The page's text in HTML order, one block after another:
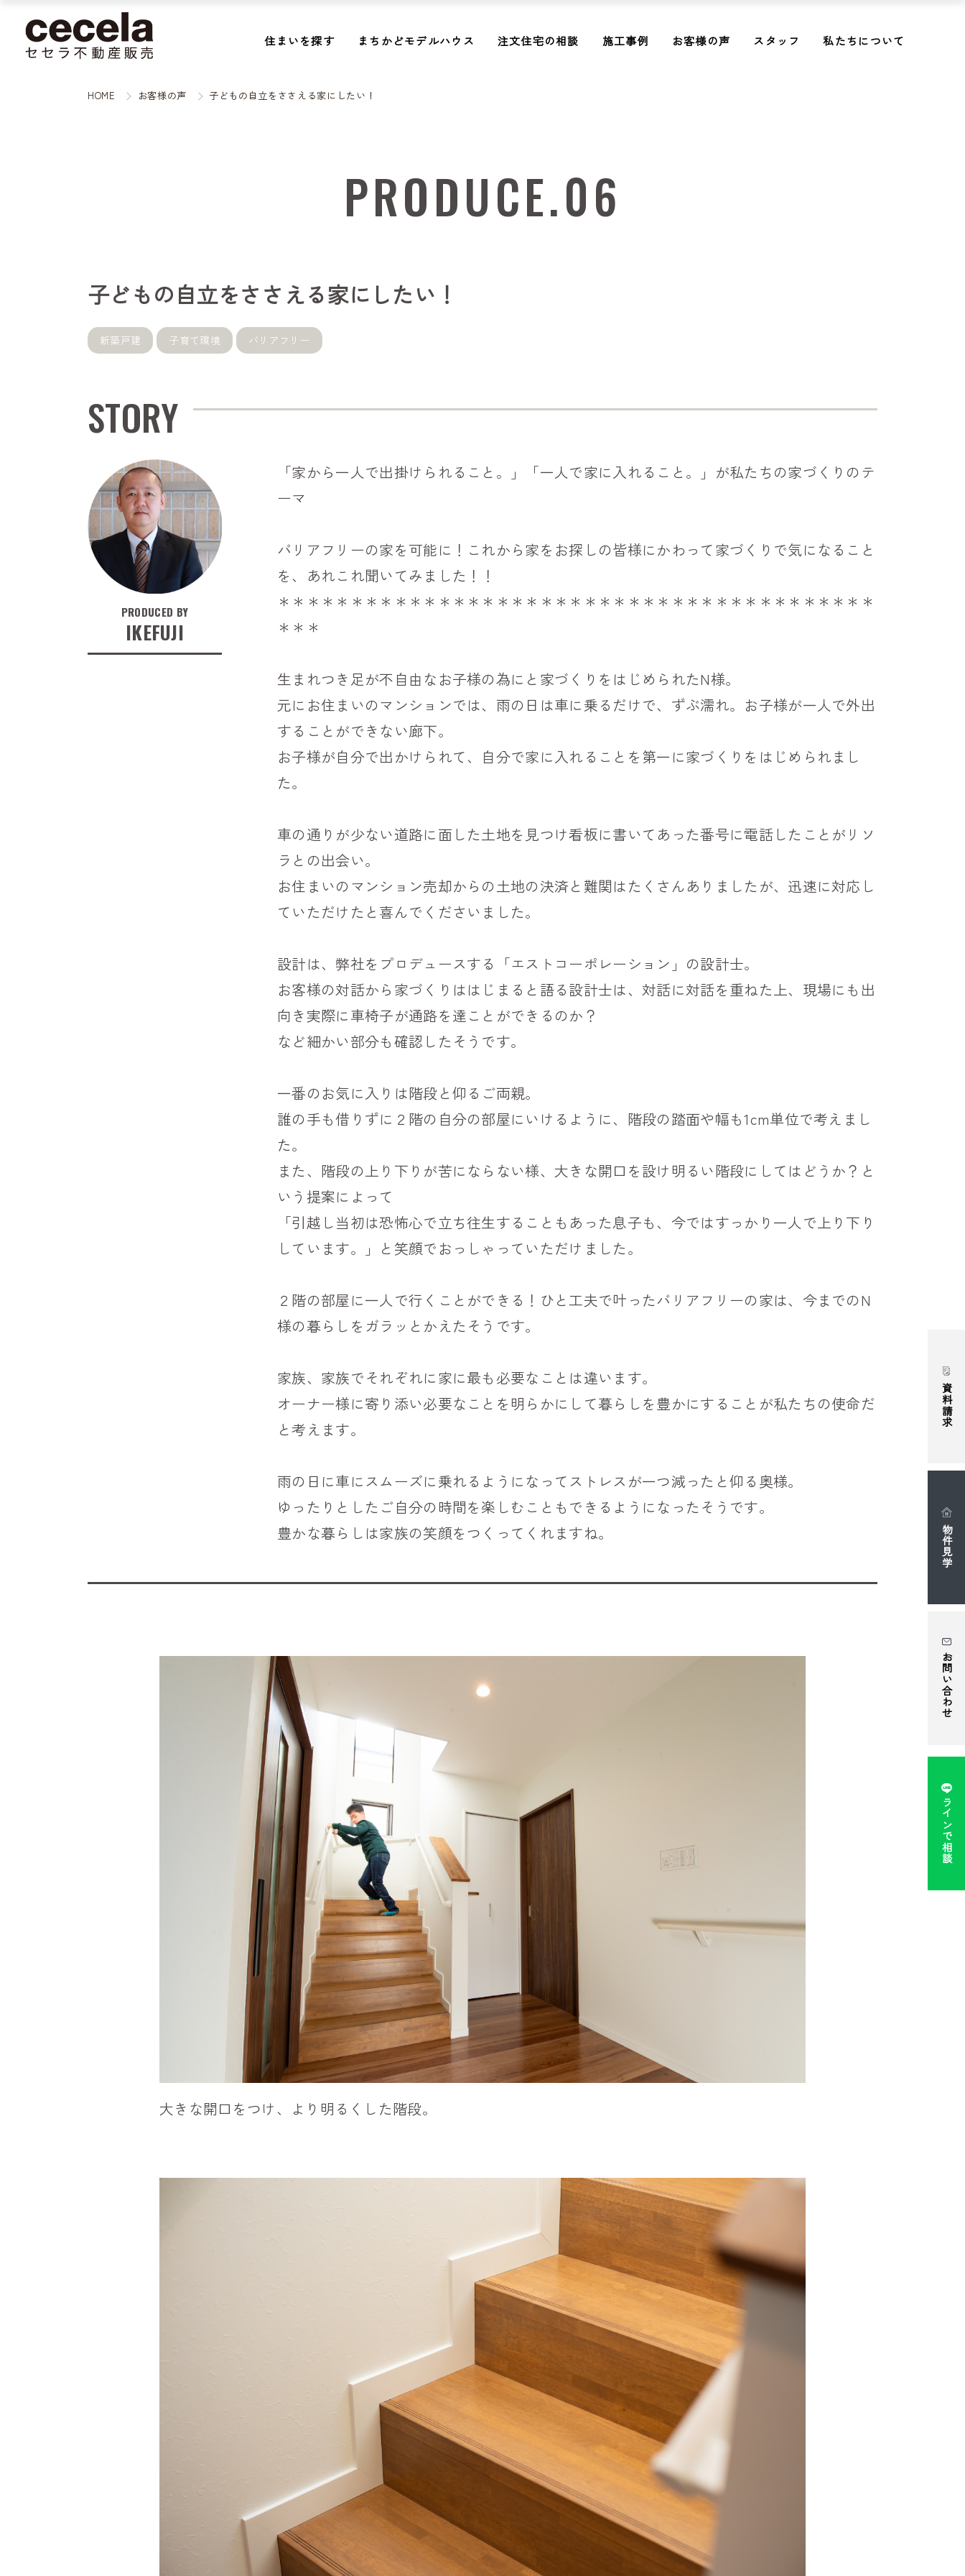
住まいを探す まちかどモデルハウス 注文住宅の相談 施工事例 お客様の声 スタッフ 私たちについて
資料請求
物件見学
お問い合わせ
ラインで相談
HOME お客様の声 子どもの自立をささえる家にしたい！
PRODUCE.06
子どもの自立をささえる家にしたい！
新築戸建 子育て環境 バリアフリー
STORY
PRODUCED BY
IKEFUJI
「家から一人で出掛けられること。」「一人で家に入れること。」が私たちの家づくりのテ
ーマ
バリアフリーの家を可能に！これから家をお探しの皆様にかわって家づくりで気になること
を、あれこれ聞いてみました！！
＊＊＊＊＊＊＊＊＊＊＊＊＊＊＊＊＊＊＊＊＊＊＊＊＊＊＊＊＊＊＊＊＊＊＊＊＊＊＊＊＊
＊＊＊
生まれつき足が不自由なお子様の為にと家づくりをはじめられたN様。
元にお住まいのマンションでは、雨の日は車に乗るだけで、ずぶ濡れ。お子様が一人で外出
することができない廊下。
お子様が自分で出かけられて、自分で家に入れることを第一に家づくりをはじめられまし
た。
車の通りが少ない道路に面した土地を見つけ看板に書いてあった番号に電話したことがリソ
ラとの出会い。
お住まいのマンション売却からの土地の決済と難関はたくさんありましたが、迅速に対応し
ていただけたと喜んでくださいました。
設計は、弊社をプロデュースする「エストコーポレーション」の設計士。
お客様の対話から家づくりははじまると語る設計士は、対話に対話を重ねた上、現場にも出
向き実際に車椅子が通路を達ことができるのか？
など細かい部分も確認したそうです。
一番のお気に入りは階段と仰るご両親。
誰の手も借りずに２階の自分の部屋にいけるように、階段の踏面や幅も1cm単位で考えまし
た。
また、階段の上り下りが苦にならない様、大きな開口を設け明るい階段にしてはどうか？と
いう提案によって
「引越し当初は恐怖心で立ち往生することもあった息子も、今ではすっかり一人で上り下り
しています。」と笑顔でおっしゃっていただけました。
２階の部屋に一人で行くことができる！ひと工夫で叶ったバリアフリーの家は、今までのN
様の暮らしをガラッとかえたそうです。
家族、家族でそれぞれに家に最も必要なことは違います。
オーナー様に寄り添い必要なことを明らかにして暮らしを豊かにすることが私たちの使命だ
と考えます。
雨の日に車にスムーズに乗れるようになってストレスが一つ減ったと仰る奥様。
ゆったりとしたご自分の時間を楽しむこともできるようになったそうです。
豊かな暮らしは家族の笑顔をつくってくれますね。
大きな開口をつけ、より明るくした階段。